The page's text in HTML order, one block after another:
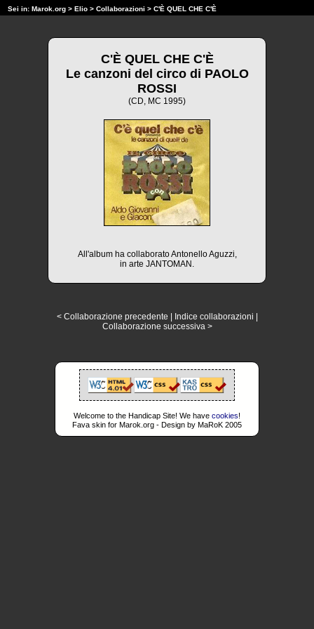
Sei in: Marok.org > Elio > Collaborazioni > C'È QUEL CHE C'È
C'È QUEL CHE C'È
Le canzoni del circo di PAOLO
ROSSI
(CD, MC 1995)
All'album ha collaborato Antonello Aguzzi,
in arte JANTOMAN.
< Collaborazione precedente Indice collaborazioni
Collaborazione successiva >
Welcome to the Handicap Site! We have cookies!
Fava skin for Marok.org - Design by MaRoK 2005